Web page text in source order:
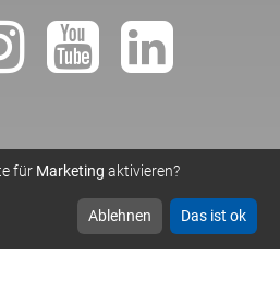
für Marketing aktivieren?
Ablehnen Das ist ok